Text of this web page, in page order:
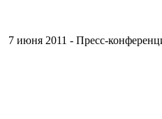
7 июня 2011 - Пресс-